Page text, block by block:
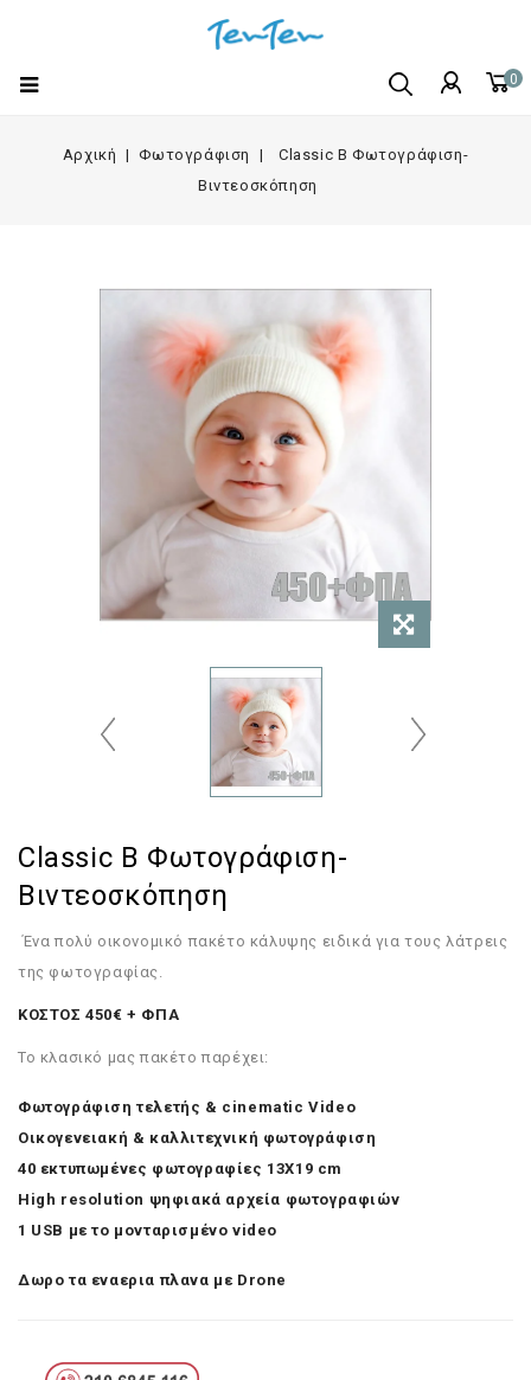
0
Αρχική Φωτογράφιση
Classic B Φωτογράφιση-
Βιντεοσκόπηση
Classic B Φωτογράφιση-
Βιντεοσκόπηση
Ένα πολύ οικονομικό πακέτο κάλυψης ειδικά για τους λάτρεις
της φωτογραφίας.
ΚΟΣΤΟΣ 450€ + ΦΠΑ
Το κλασικό μας πακέτο παρέχει:
Φωτογράφιση τελετής & cinematic Video
Οικογενειακή & καλλιτεχνική φωτογράφιση
40 εκτυπωμένες φωτογραφίες 13Χ19 cm
High resolution ψηφιακά αρχεία φωτογραφιών
1 USB με το μονταρισμένο video
Δωρο τα εναερια πλανα με Drone